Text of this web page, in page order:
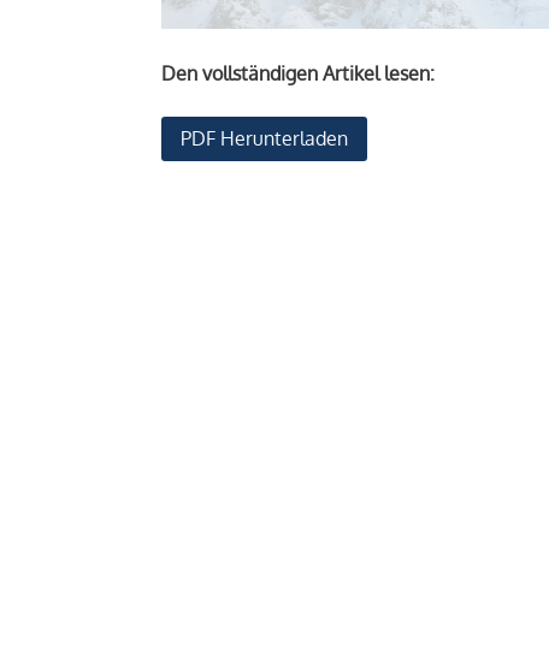
Den vollständigen Artikel lesen:
PDF Herunterladen